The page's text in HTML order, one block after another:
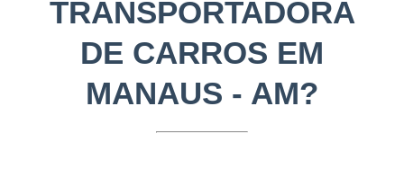
TRANSPORTADORA
DE CARROS EM
MANAUS - AM?